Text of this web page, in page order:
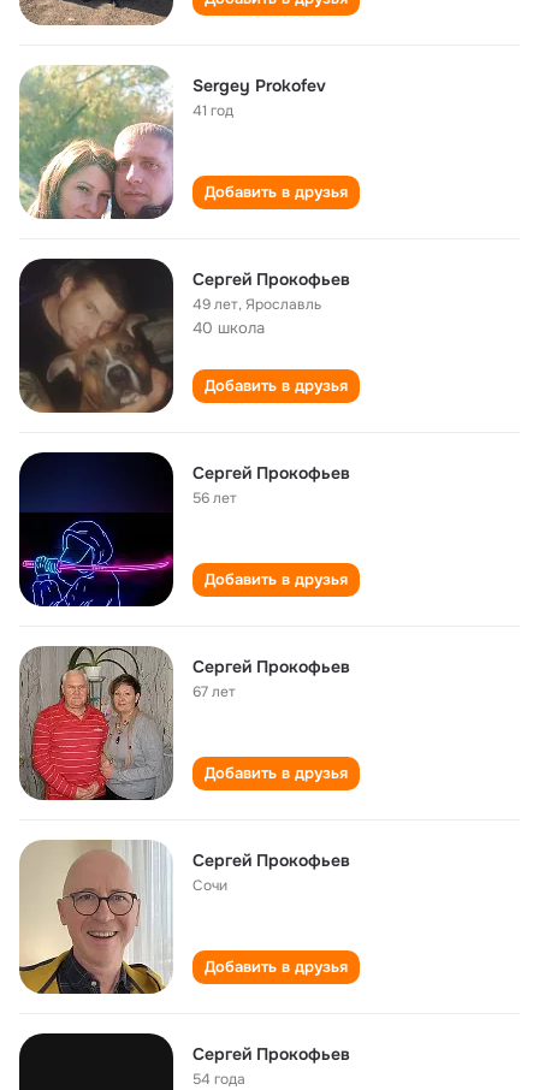
Sergey Prokofev
41 год
Добавить в друзья
Сергей Прокофьев
49 лет,Ярославль
40 школа
Добавить в друзья
Сергей Прокофьев
56 лет
Добавить в друзья
Сергей Прокофьев
67 лет
Добавить в друзья
Сергей Прокофьев
Сочи
Добавить в друзья
Сергей Прокофьев
54 года